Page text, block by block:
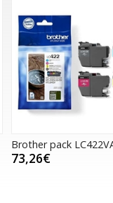
Brother pack
73,26€